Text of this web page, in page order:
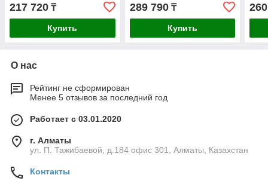
217 720 ₸
Купить
289 790₸
Купить
О нас
Рейтинг не сформирован
Менее 5 отзывов за последний год
Работает с 03.01.2020
г. Алматы
ул. П. Тажибаевой, д.184 офис 301, Алматы, Казахстан
Контакты